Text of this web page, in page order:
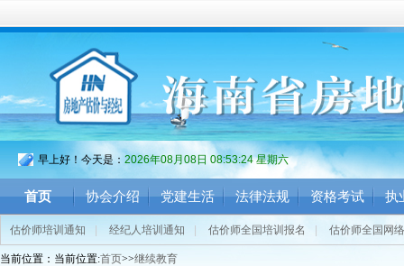
早上好！今天是： 2026年08月08日 08:53:25 星期六
首页 协会介绍 党建生活 法律法规 资格考试 执
估价师培训通知 经纪人培训通知 估价师全国培训报名 估价师全国网
当前位置：当前位置:首页>>继续教育